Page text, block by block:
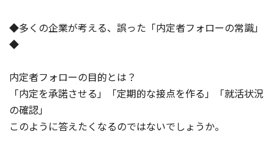
◆多くの企業が考える、誤った「内定者フォローの常識」
◆
内定者フォローの目的とは？
「内定を承諾させる」「定期的な接点を作る」「就活状況
の確認」
このように答えたくなるのではないでしょうか。